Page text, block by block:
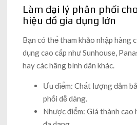
Làm đại lý phân phối
hiệu đồ gia dụng lớn
Bạn có thể tham khảo nhập hàng
dụng cao cấp như Sunhouse,
hay các hãng bình dân khác.
Ưu điểm: Chất lượng đảm
phối dễ dàng.
Nhược điểm: Giá thành cao